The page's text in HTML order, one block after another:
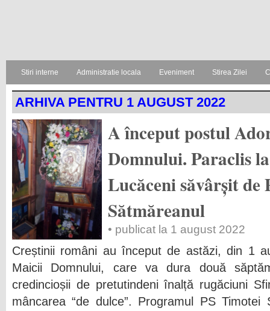
Stiri interne Administratie locala Eveniment Stirea Zilei
ARHIVA PENTRU 1 AUGUST 2022
A început postul
Domnului. Paraclis
Lucăceni săvârșit de
Sătmăreanul
• publicat la 1 august 2022
Creștinii români au început de astăzi, din 1
Maicii Domnului, care va dura două
credincioșii de pretutindeni înalță rugăciuni
mâncarea “de dulce”. Programul PS